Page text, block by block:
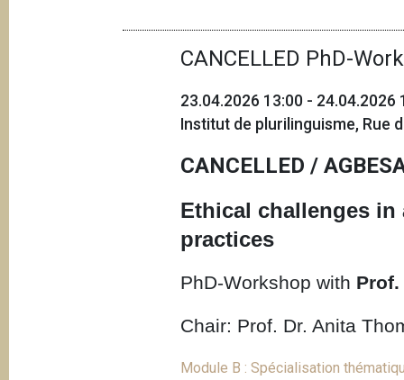
CANCELLED PhD-
23.04.2026 13:00 - 24.04.2026
Institut de plurilinguisme, Rue
CANCELLED /
Ethical challenges
practices
PhD-Workshop with Prof.
Chair: Prof. Dr. Anita
Module B : Spécialisation